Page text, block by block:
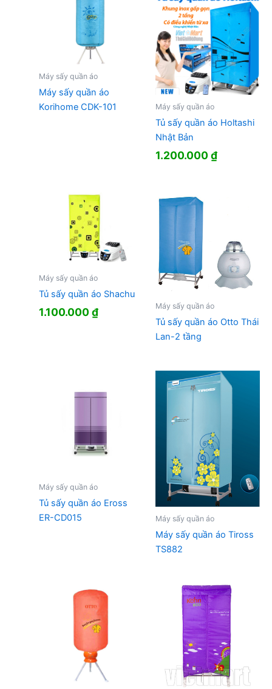
Máy sấy quần áo
Máy sấy quần áo
Korihome CDK-101
Máy sấy quần áo
Tủ sấy quần áo Holtashi
Nhật Bản
1.200.000₫
Máy sấy quần áo
Tủ sấy quần áo Shachu
1.100.000₫ Máy sấy quần áo
Tủ sấy quần áo Otto Thái
Lan-2 tầng
Máy sấy quần áo
Tủ sấy quần áo Eross
ER-CD015
Máy sấy quần áo
Máy sấy quần áo Tiross
TS882